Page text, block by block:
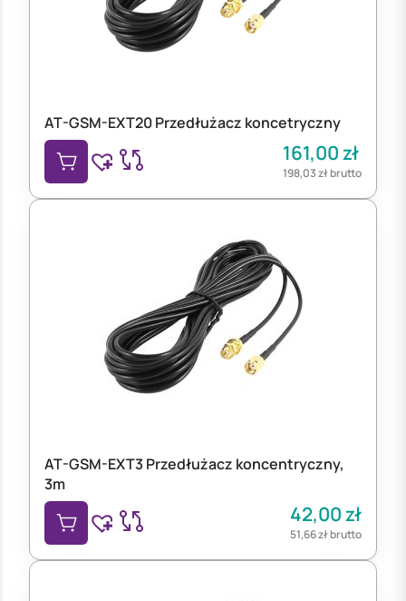
AT-GSM-EXT20 Przedłużacz koncetryczny
161,00zł
198,03złbrutto
AT-GSM-EXT3 Przedłużacz koncentryczny,
3m
42,00zł
51,66złbrutto